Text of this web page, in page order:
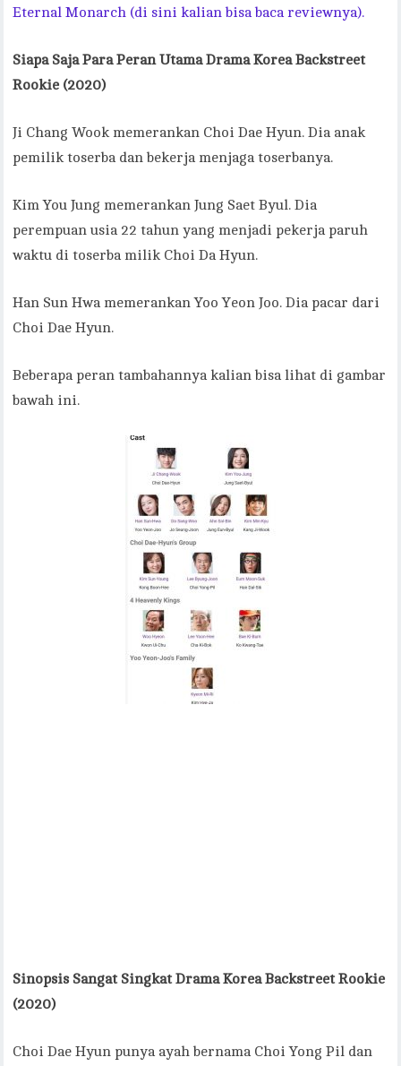
Eternal Monarch (di sini kalian bisa baca reviewnya).
Siapa Saja Para Peran Utama Drama Korea Backstreet
Rookie (2020)
Ji Chang Wook memerankan Choi Dae Hyun. Dia anak
pemilik toserba dan bekerja menjaga toserbanya.
Kim You Jung memerankan Jung Saet Byul. Dia
perempuan usia 22 tahun yang menjadi pekerja paruh
waktu di toserba milik Choi Da Hyun.
Han Sun Hwa memerankan Yoo Yeon Joo. Dia pacar dari
Choi Dae Hyun.
Beberapa peran tambahannya kalian bisa lihat di gambar
bawah ini.
Sinopsis Sangat Singkat Drama Korea Backstreet Rookie
(2020)
Choi Dae Hyun punya ayah bernama Choi Yong Pil dan